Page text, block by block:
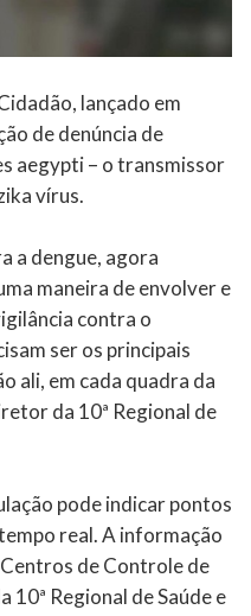
lançado em
de denúncia de
aegypti – o transmissor
vírus.
a dengue, agora
maneira de envolver e
contra o
ser os principais
ali, em cada quadra da
da 10ª Regional de
pode indicar pontos
real. A informação
de Controle de
10ª Regional de Saúde e